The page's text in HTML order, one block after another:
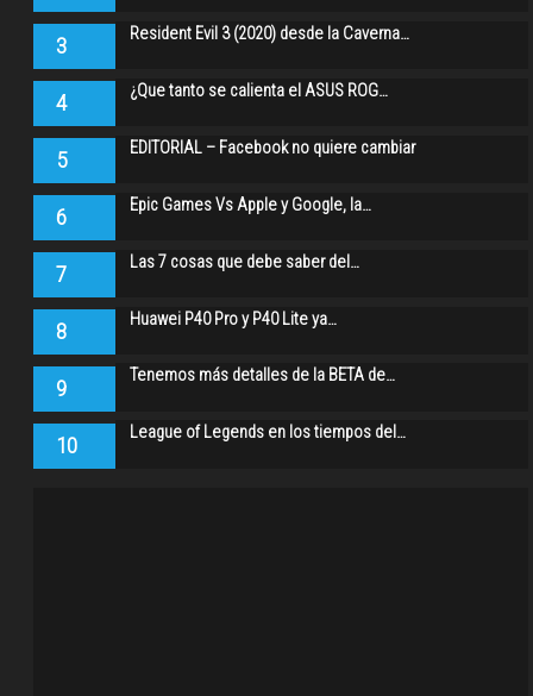
3 Resident Evil 3 (2020) desde la Caverna…
4 ¿Que tanto se calienta el ASUS ROG…
5 EDITORIAL – Facebook no quiere cambiar
6 Epic Games Vs Apple y Google, la…
7 Las 7 cosas que debe saber del…
8 Huawei P40 Pro y P40 Lite ya…
9 Tenemos más detalles de la BETA de…
10 League of Legends en los tiempos del…